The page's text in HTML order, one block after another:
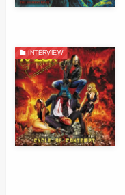
INTERVIEW